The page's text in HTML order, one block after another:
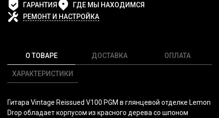
ГАРАНТИЯ
ГДЕ МЫ НАХОДИМСЯ
РЕМОНТ И НАСТРОЙКА
О ТОВАРЕ
ХАРАКТЕРИСТИКИ
ДОСТАВКА ОПЛАТА
Гитара Vintage Reissued V100 PGM в глянцевой отделке Lemon
Drop обладает корпусом из красного дерева со шпоном